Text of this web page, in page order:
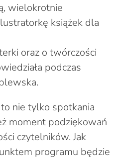
wielokrotnie
książek dla
oraz o twórczości
podczas
nie tylko spotkania
moment podziękowań
czytelników. Jak
programu będzie